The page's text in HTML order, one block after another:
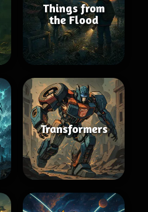
Things from
the Flood
Transformers